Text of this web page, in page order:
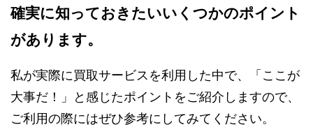
確実に知っておきたいいくつかのポイント
があります。
私が実際に買取サービスを利用した中で、「ここが
大事だ！」と感じたポイントをご紹介しますので、
ご利用の際にはぜひ参考にしてみてください。